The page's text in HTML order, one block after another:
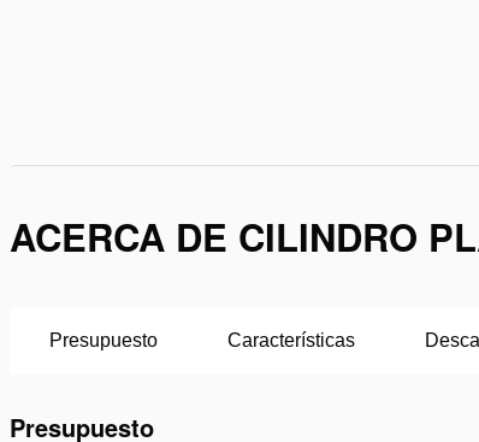
ACERCA DE CILINDRO
Presupuesto Características
Presupuesto